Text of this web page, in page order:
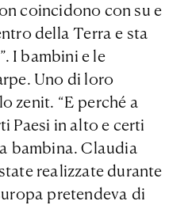
coincidono con su e
della Terra e sta
I bambini e le
Uno di loro
zenit. “E perché a
Paesi in alto e certi
bambina. Claudia
realizzate durante
pretendeva di